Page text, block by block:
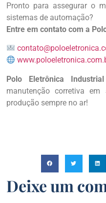
Pronto para assegurar o
sistemas de automação?
Entre em contato com a
Polo Eletrônica Industrial
manutenção corretiva
produção sempre no ar!
Deixe um